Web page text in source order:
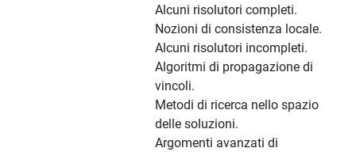
Alcuni risolutori completi.
Nozioni di consistenza locale.
Alcuni risolutori incompleti.
Algoritmi di propagazione di
vincoli.
Metodi di ricerca nello spazio
delle soluzioni.
Argomenti avanzati di